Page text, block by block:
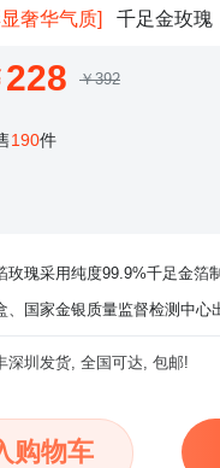
奢华气质] 千足金玫瑰
228 ￥392
190件
玫瑰采用纯度99.9%千足金箔
、国家金银质量监督检测中心
深圳发货, 全国可达, 包邮!
购物车